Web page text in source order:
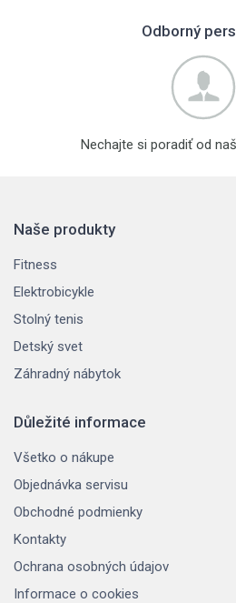
Odborný
Nechajte si poradiť od
Naše produkty
Fitness
Elektrobicykle
Stolný tenis
Detský svet
Záhradný nábytok
Důležité informace
Všetko o nákupe
Objednávka servisu
Obchodné podmienky
Kontakty
Ochrana osobných údajov
Informace o cookies